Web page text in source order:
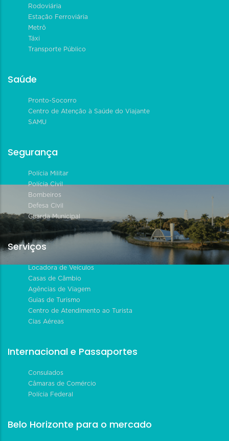
Rodoviária
Estação Ferroviária
Metrô
Táxi
Transporte Público
Saúde
Pronto-Socorro
Centro de Atenção à Saúde do Viajante
SAMU
Segurança
Polícia Militar
Polícia Civil
Bombeiros
Defesa Civil
Guarda Municipal
Serviços
Locadora de Veículos
Casas de Câmbio
Agências de Viagem
Guias de Turismo
Centro de Atendimento ao Turista
Cias Aéreas
Internacional e Passaportes
Consulados
Câmaras de Comércio
Polícia Federal
Belo Horizonte para o mercado